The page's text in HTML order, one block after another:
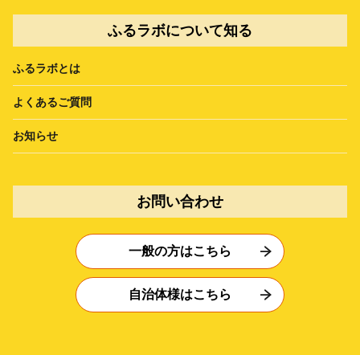
ふるラボについて知る
ふるラボとは
よくあるご質問
お知らせ
お問い合わせ
一般の方はこちら
自治体様はこちら